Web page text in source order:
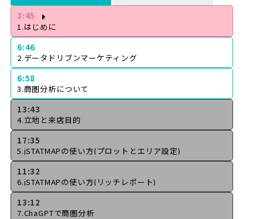
3:45
1.はじめに
6:46
2.データドリブンマーケティング
6:58
3.商圏分析について
13:43
4.立地と来店目的
17:35
5.jSTATMAPの使い方(プロットとエリア設定)
11:32
6.jSTATMAPの使い方(リッチレポート)
13:12
7.ChaGPTで商圏分析